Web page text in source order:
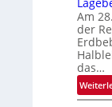
Am
der
das…